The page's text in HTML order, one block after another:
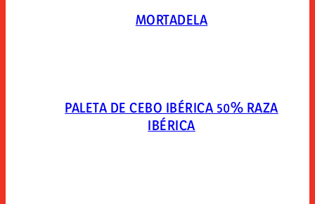
MORTADELA
PALETA DE CEBO IBÉRICA 50% RAZA
IBÉRICA